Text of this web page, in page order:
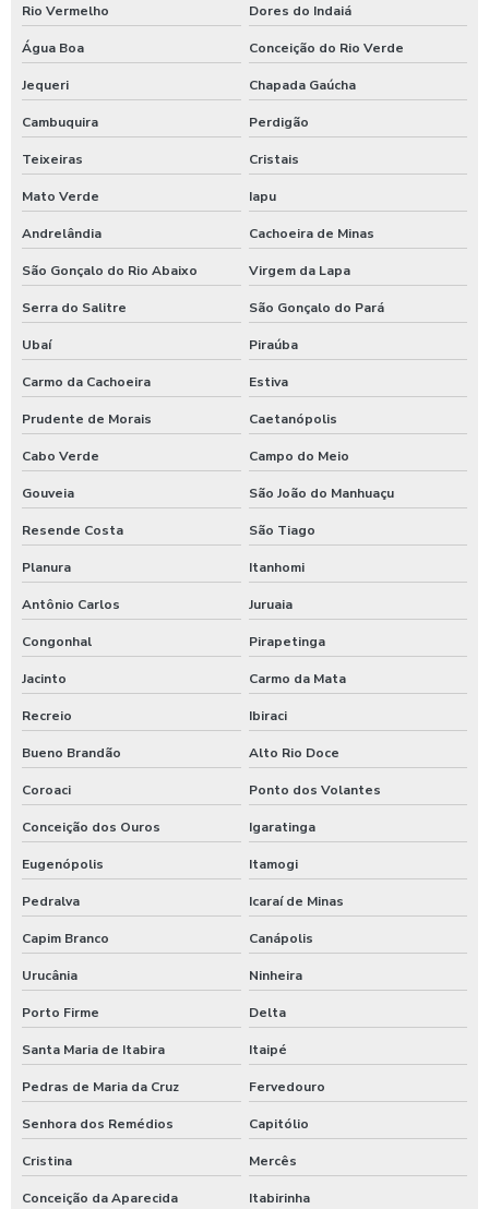
Rio Vermelho Dores do Indaiá
Água Boa Conceição do Rio Verde
Jequeri Chapada Gaúcha
Cambuquira Perdigão
Teixeiras Cristais
Mato Verde Iapu
Andrelândia Cachoeira de Minas
São Gonçalo do Rio Abaixo Virgem da Lapa
Serra do Salitre São Gonçalo do Pará
Ubaí Piraúba
Carmo da Cachoeira Estiva
Prudente de Morais Caetanópolis
Cabo Verde Campo do Meio
Gouveia São João do Manhuaçu
Resende Costa São Tiago
Planura Itanhomi
Antônio Carlos Juruaia
Congonhal Pirapetinga
Jacinto Carmo da Mata
Recreio Ibiraci
Bueno Brandão Alto Rio Doce
Coroaci Ponto dos Volantes
Conceição dos Ouros Igaratinga
Eugenópolis Itamogi
Pedralva Icaraí de Minas
Capim Branco Canápolis
Urucânia Ninheira
Porto Firme Delta
Santa Maria de Itabira Itaipé
Pedras de Maria da Cruz Fervedouro
Senhora dos Remédios Capitólio
Cristina Mercês
Conceição da Aparecida Itabirinha